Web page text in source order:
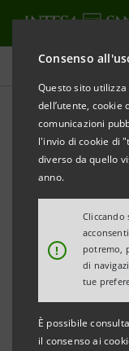
Consenso
Questo sito
dell’utente,
comunicazioni
l'invio di cookie di
diverso da quello
anno.
!
Cliccando
potremo,
di
tue
È possibile
il consenso ai
Comunicati stampa
STAMPA
INTESA
AGGIUDICA IL
Londra, Milano, 13
Private Banking,